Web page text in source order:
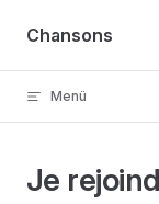
Skip to content
Chansons
Menü
Je